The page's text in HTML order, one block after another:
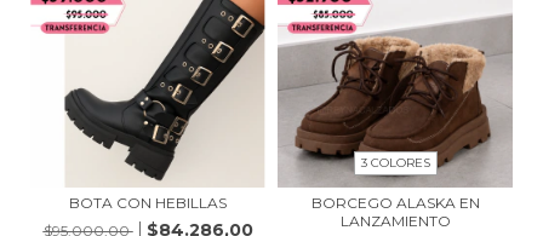
BOTA CON HEBILLAS
$95.000,00
$84.286,00
3 COLORES
BORCEGO ALASKA EN
LANZAMIENTO